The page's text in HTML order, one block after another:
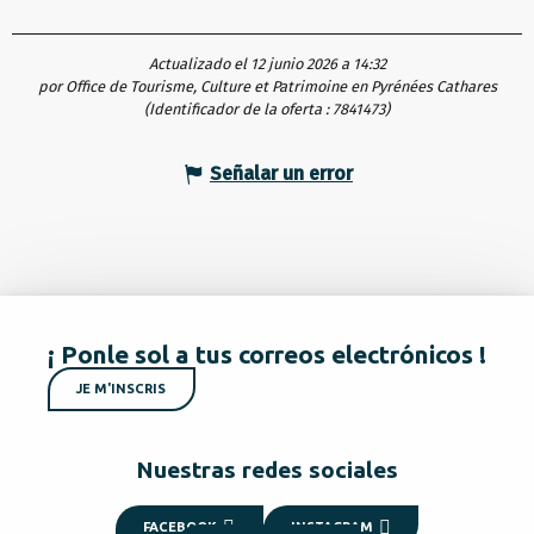
Actualizado el 12 junio 2026 a 14:32
por Office de Tourisme, Culture et Patrimoine en Pyrénées Cathares
(Identificador de la oferta : 7841473)
Señalar un error
¡ Ponle sol a tus correos electrónicos !
JE M'INSCRIS
Nuestras redes sociales
FACEBOOK INSTAGRAM